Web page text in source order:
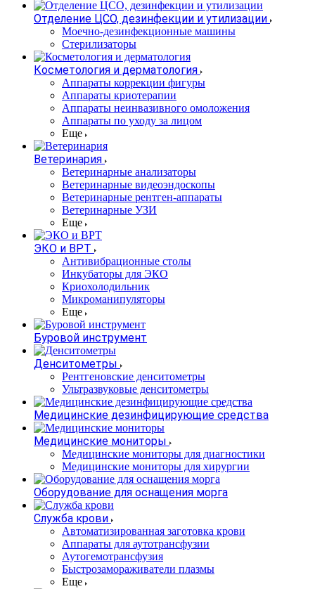
Отделение ЦСО, дезинфекции и утилизации
Моечно-дезинфекционные машины
Стерилизаторы
Косметология и дерматология
Аппараты коррекции фигуры
Аппараты криотерапии
Аппараты неинвазивного омоложения
Аппараты по уходу за лицом
Еще
Ветеринария
Ветеринарные анализаторы
Ветеринарные видеоэндоскопы
Ветеринарные рентген-аппараты
Ветеринарные УЗИ
Еще
ЭКО и ВРТ
Антивибрационные столы
Инкубаторы для ЭКО
Криохолодильник
Микроманипуляторы
Еще
Буровой инструмент
Денситометры
Рентгеновские денситометры
Ультразвуковые денситометры
Медицинские дезинфицирующие средства
Медицинские мониторы
Медицинские мониторы для диагностики
Медицинские мониторы для хирургии
Оборудование для оснащения морга
Служба крови
Автоматизированная заготовка крови
Аппараты для аутотрансфузии
Аутогемотрансфузия
Быстрозамораживатели плазмы
Еще